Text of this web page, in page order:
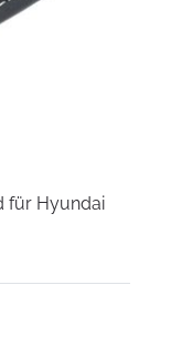
für Hyundai